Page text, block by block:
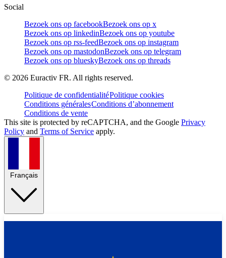
Social
Bezoek ons op facebookBezoek ons op x
Bezoek ons op linkedinBezoek ons op youtube
Bezoek ons op rss-feedBezoek ons op instagram
Bezoek ons op mastodonBezoek ons op telegram
Bezoek ons op blueskyBezoek ons op threads
© 2026 Euractiv FR. All rights reserved.
Politique de confidentialitéPolitique cookies
Conditions généralesConditions d’abonnement
Conditions de vente
This site is protected by reCAPTCHA, and the Google Privacy
Policy and Terms of Service apply.
Français